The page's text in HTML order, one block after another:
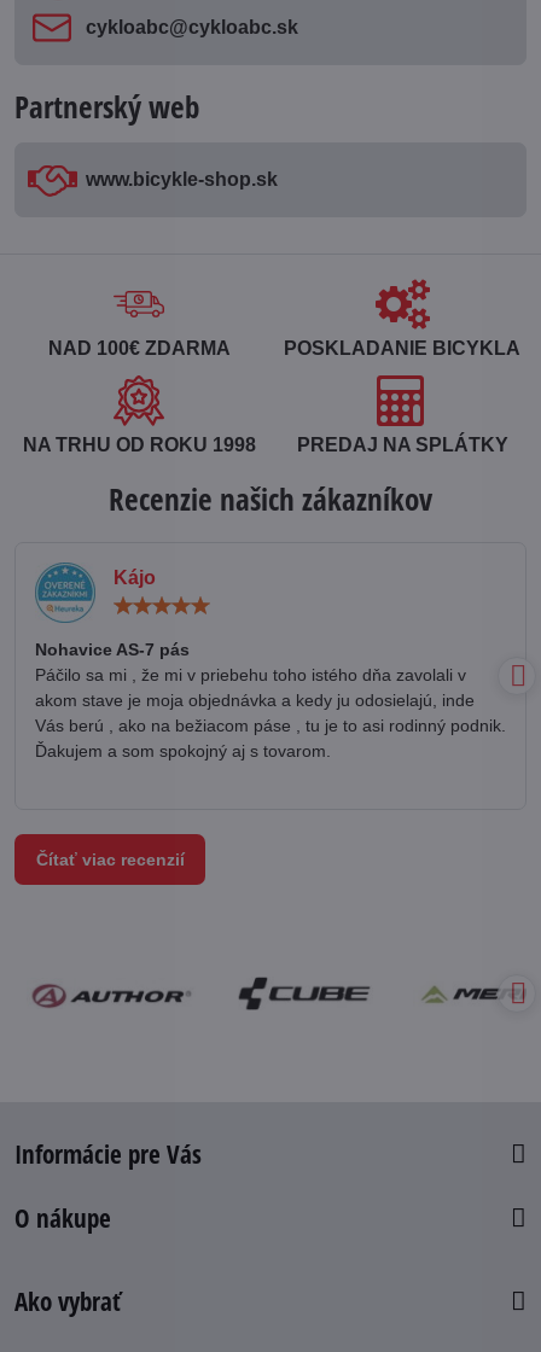
cykloabc​@cykloabc​.sk
Partnerský web
www​.bicykle-shop​.sk
NAD 100€ ZDARMA POSKLADANIE BICYKLA
NA TRHU OD ROKU 1998 PREDAJ NA SPLÁTKY
Recenzie našich zákazníkov
Kájo
Nohavice AS-7 pás
Páčilo sa mi , že mi v priebehu toho istého dňa zavolali v
akom stave je moja objednávka a kedy ju odosielajú, inde
Vás berú , ako na bežiacom páse , tu je to asi rodinný podnik.
Ďakujem a som spokojný aj s tovarom.
Čítať viac recenzií
Informácie pre Vás
O nákupe
Ako vybrať